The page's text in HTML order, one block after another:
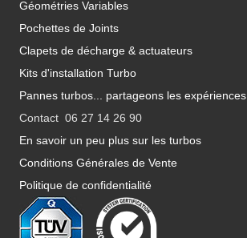
Géométries Variables
Pochettes de Joints
Clapets de décharge & actuateurs
Kits d'installation Turbo
Pannes turbos... partageons les expériences
Contact 06 27 14 26 90
En savoir un peu plus sur les turbos
Conditions Générales de Vente
Politique de confidentialité